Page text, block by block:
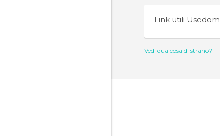
Link utili Usedom
Vedi qualcosa di strano?